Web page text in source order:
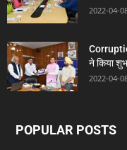
2022-04-
ने किया
2022-04-
POPULAR POSTS